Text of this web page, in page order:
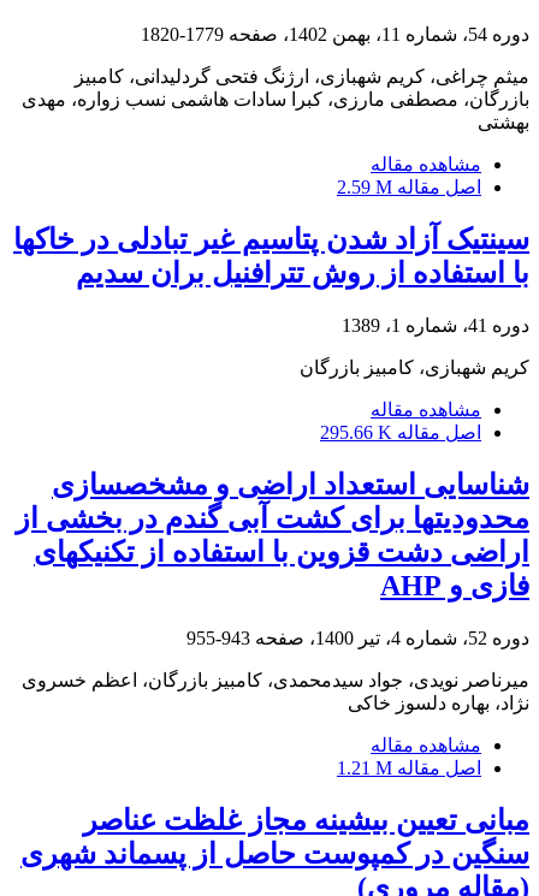
دوره 54، شماره 11، بهمن 1402، صفحه 1779-1820
میثم چراغی، کریم شهبازی، ارژنگ فتحی گردلیدانی، کامبیز
بازرگان، مصطفی مارزی، کبرا سادات هاشمی نسب زواره، مهدی
بهشتی
مشاهده مقاله
اصل مقاله 2.59 M
سینتیک آزاد شدن پتاسیم غیر تبادلی در خاکها
با استفاده از روش تترافنیل بران سدیم
دوره 41، شماره 1، 1389
کریم شهبازی، کامبیز بازرگان
مشاهده مقاله
اصل مقاله 295.66 K
شناسایی استعداد اراضی و مشخص‎سازی
محدودیت‎ها برای کشت آبی گندم در بخشی از
اراضی دشت قزوین با استفاده از تکنیک‎های
فازی و AHP
دوره 52، شماره 4، تیر 1400، صفحه 943-955
میرناصر نویدی، جواد سیدمحمدی، کامبیز بازرگان، اعظم خسروی
نژاد، بهاره دلسوز خاکی
مشاهده مقاله
اصل مقاله 1.21 M
مبانی تعیین بیشینه مجاز غلظت عناصر
سنگین در کمپوست حاصل از پسماند شهری
(مقاله مروری)